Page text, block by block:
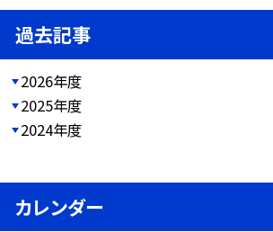
過去記事
2026年度
2025年度
2024年度
カレンダー